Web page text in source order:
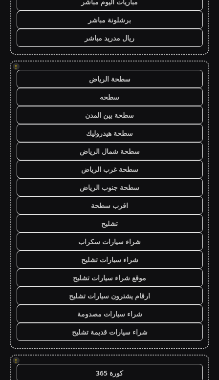
برشلونة مباشر
ريال مدريد مباشر
!
سطحة الرياض
سطحه
سطحة بين المدن
سطحة هيدروليك
سطحة شمال الرياض
سطحة غرب الرياض
سطحة جنوب الرياض
اقرب سطحة
تشليح
شراء سيارات سكراب
شراء سيارات تشليح
موقع شراء سيارات تشليح
ارقام يشترون سيارات تشليح
شراء سيارات مصدومة
شراء سيارات قديمة تشليح
!
كورة 365